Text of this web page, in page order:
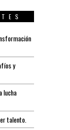
y
lucha
talento.